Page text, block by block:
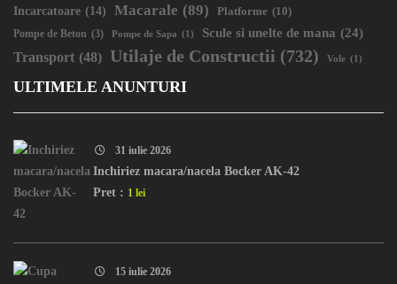
Incarcatoare (14) Macarale (89) Platforme (10)
Pompe de Beton (3) Pompe de Sapa (1) Scule si unelte de mana (24)
Transport (48) Utilaje de Constructii (732) Vole (1)
ULTIMELE ANUNTURI
31 iulie 2026
Inchiriez macara/nacela Bocker AK-42
Pret : 1 lei
15 iulie 2026